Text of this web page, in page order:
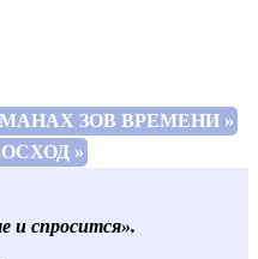
ЗОВ ВРЕМЕНИ »
»
и спросится».